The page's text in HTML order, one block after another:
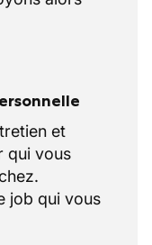
et
qui vous
job qui vous